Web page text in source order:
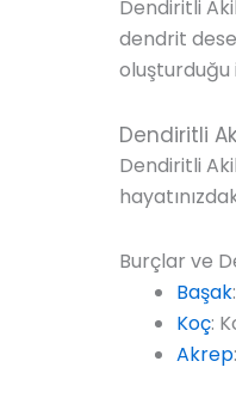
Dendiritli
dendrit
oluşturduğu
Dendiritli
Dendiritli
Burçlar ve
Başak
Koç:
Akrep